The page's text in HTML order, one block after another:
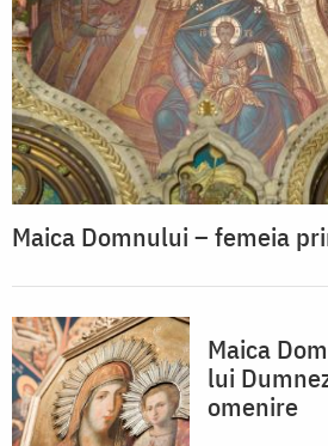
Maica Domnului – femeia
Maica
lui
omenire